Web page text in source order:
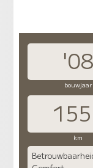
'08
bouwjaar
km